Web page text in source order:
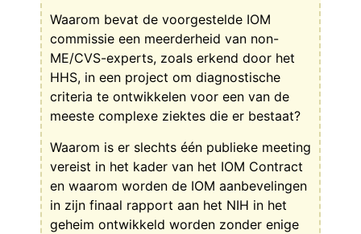
Waarom bevat de voorgestelde IOM
commissie een meerderheid van non-
ME/CVS-experts, zoals erkend door het
HHS, in een project om diagnostische
criteria te ontwikkelen voor een van de
meeste complexe ziektes die er bestaat?
Waarom is er slechts één publieke meeting
vereist in het kader van het IOM Contract
en waarom worden de IOM aanbevelingen
in zijn finaal rapport aan het NIH in het
geheim ontwikkeld worden zonder enige